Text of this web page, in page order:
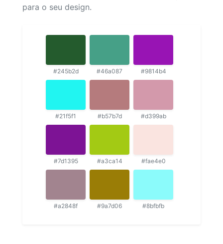
para o seu design.
#245b2d #46a087 #9814b4
#21f5f1 #b57b7d #d399ab
#7d1395 #a3ca14 #fae4e0
#a2848f #9a7d06 #8bfbfb